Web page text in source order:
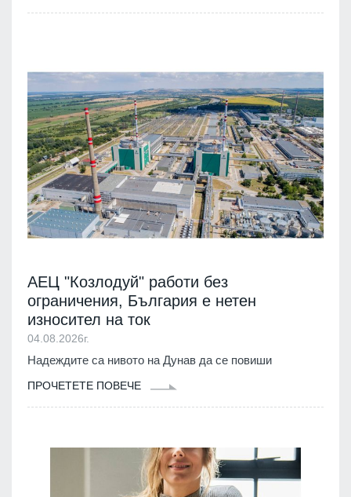
АЕЦ "Козлодуй" работи без
ограничения, България е нетен
износител на ток
04.08.2026г.
Надеждите са нивото на Дунав да се повиши
ПРОЧЕТЕТЕ ПОВЕЧЕ